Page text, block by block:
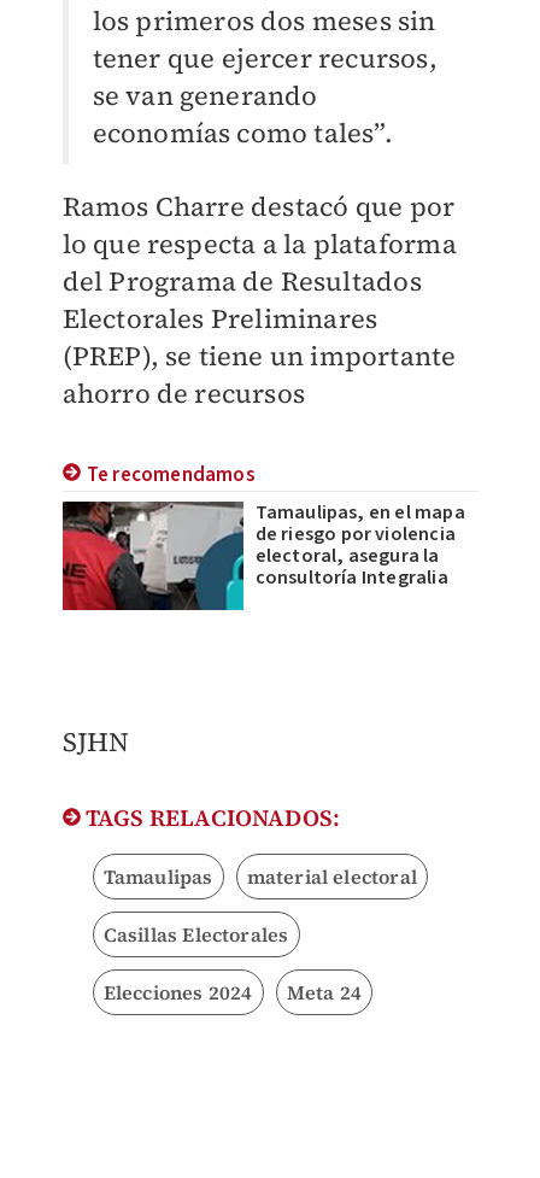
los primeros dos meses sin
tener que ejercer recursos,
se van generando
economías como tales”.
Ramos Charre destacó que por
lo que respecta a la plataforma
del Programa de Resultados
Electorales Preliminares
(PREP), se tiene un importante
ahorro de recursos
Te recomendamos
Tamaulipas, en el mapa
de riesgo por violencia
electoral, asegura la
consultoría Integralia
SJHN
TAGS RELACIONADOS:
Tamaulipas material electoral
Casillas Electorales
Elecciones 2024 Meta 24